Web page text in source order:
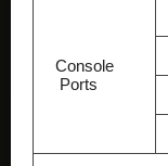
Console
Ports